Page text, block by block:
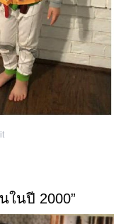
ในปี 2000”